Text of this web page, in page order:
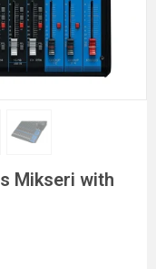
Mikseri with